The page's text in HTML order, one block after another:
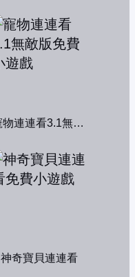
寵物連連看3.1無敵版
神奇寶貝連連看